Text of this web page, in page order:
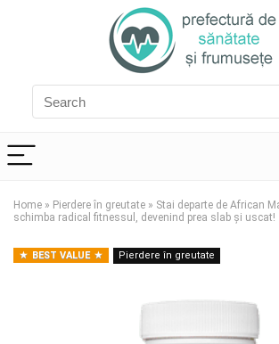
Home » Pierdere în greutate » Stai departe de African
schimba radical fitnessul, devenind prea slab și uscat!
BEST VALUE Pierdere în greutate